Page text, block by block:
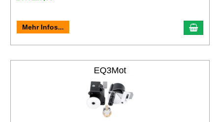
Mehr Infos...
EQ3Mot